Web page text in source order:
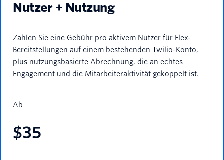
Nutzer + Nutzung
Zahlen Sie eine Gebühr pro aktivem Nutzer für Flex-
Bereitstellungen auf einem bestehenden Twilio-Konto,
plus nutzungsbasierte Abrechnung, die an echtes
Engagement und die Mitarbeiteraktivität gekoppelt ist.
Ab
$35